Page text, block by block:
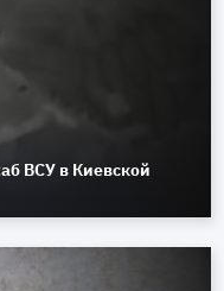
ВСУ в Киевской